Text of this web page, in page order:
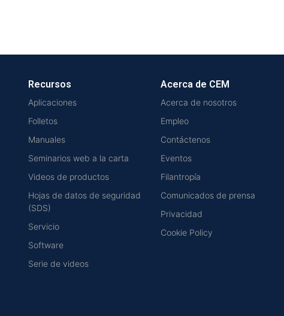
Recursos
Aplicaciones
Folletos
Manuales
Seminarios web a la carta
Videos de productos
Hojas de datos de seguridad
(SDS)
Servicio
Software
Serie de videos
Acerca de CEM
Acerca de nosotros
Empleo
Contáctenos
Eventos
Filantropía
Comunicados de prensa
Privacidad
Cookie Policy